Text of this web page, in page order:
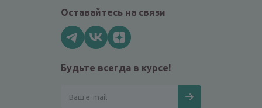
Оставайтесь на связи
Будьте всегда в курсе!